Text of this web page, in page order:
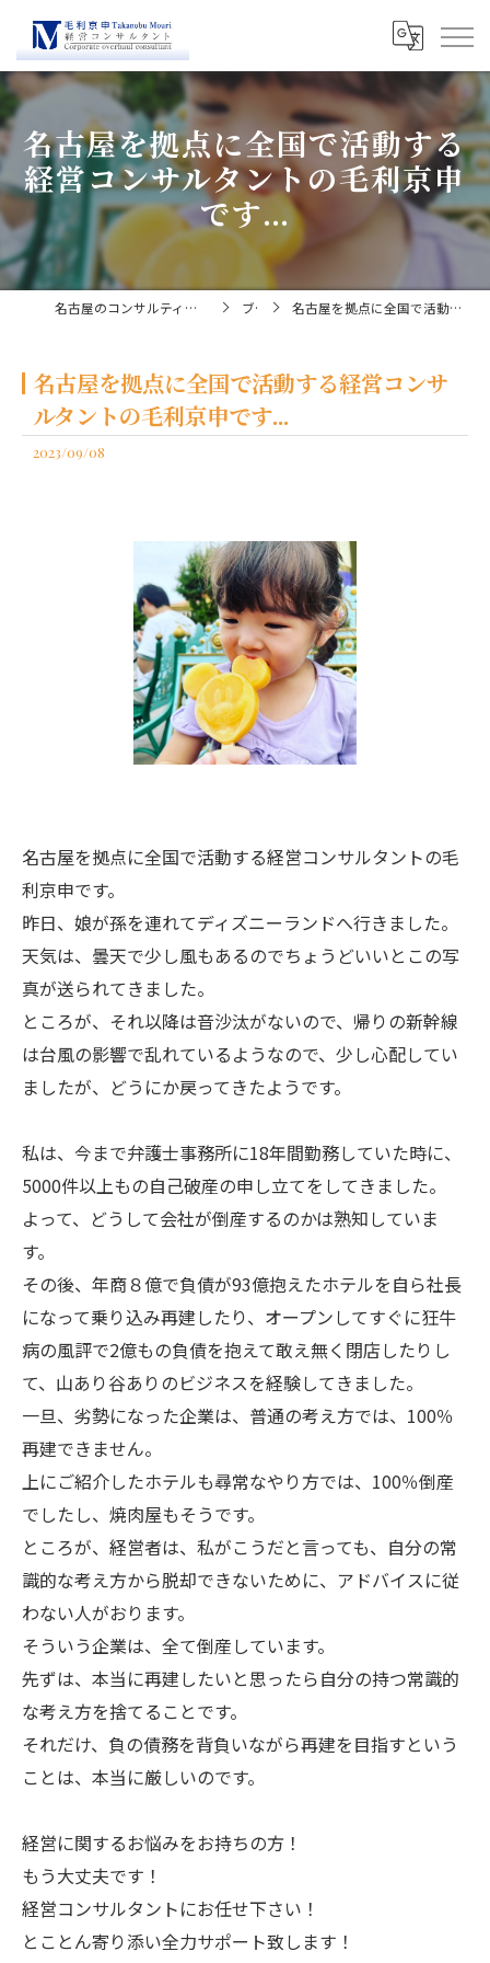
名古屋を拠点に全国で活動する
経営コンサルタントの毛利京申
です...
名古屋のコンサルティングなら経営コンサルタント毛利京申 ブログ 名古屋を拠点に全国で活動する経営コンサルタントの毛利京申です...
名古屋を拠点に全国で活動する経営コンサ
ルタントの毛利京申です...
2023/09/08
名古屋を拠点に全国で活動する経営コンサルタントの毛
利京申です。
昨日、娘が孫を連れてディズニーランドへ行きました。
天気は、曇天で少し風もあるのでちょうどいいとこの写
真が送られてきました。
ところが、それ以降は音沙汰がないので、帰りの新幹線
は台風の影響で乱れているようなので、少し心配してい
ましたが、どうにか戻ってきたようです。
私は、今まで弁護士事務所に18年間勤務していた時に、
5000件以上もの自己破産の申し立てをしてきました。
よって、どうして会社が倒産するのかは熟知していま
す。
その後、年商８億で負債が93億抱えたホテルを自ら社長
になって乗り込み再建したり、オープンしてすぐに狂牛
病の風評で2億もの負債を抱えて敢え無く閉店したりし
て、山あり谷ありのビジネスを経験してきました。
一旦、劣勢になった企業は、普通の考え方では、100％
再建できません。
上にご紹介したホテルも尋常なやり方では、100％倒産
でしたし、焼肉屋もそうです。
ところが、経営者は、私がこうだと言っても、自分の常
識的な考え方から脱却できないために、アドバイスに従
わない人がおります。
そういう企業は、全て倒産しています。
先ずは、本当に再建したいと思ったら自分の持つ常識的
な考え方を捨てることです。
それだけ、負の債務を背負いながら再建を目指すという
ことは、本当に厳しいのです。
経営に関するお悩みをお持ちの方！
もう大丈夫です！
経営コンサルタントにお任せ下さい！
とことん寄り添い全力サポート致します！